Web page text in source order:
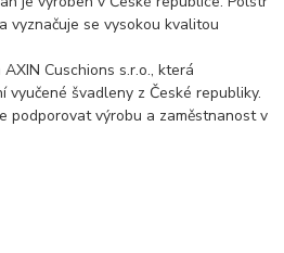
vyznačuje se vysokou kvalitou
Cuschions s.r.o., která
vyučené švadleny z České republiky.
podporovat výrobu a zaměstnanost v